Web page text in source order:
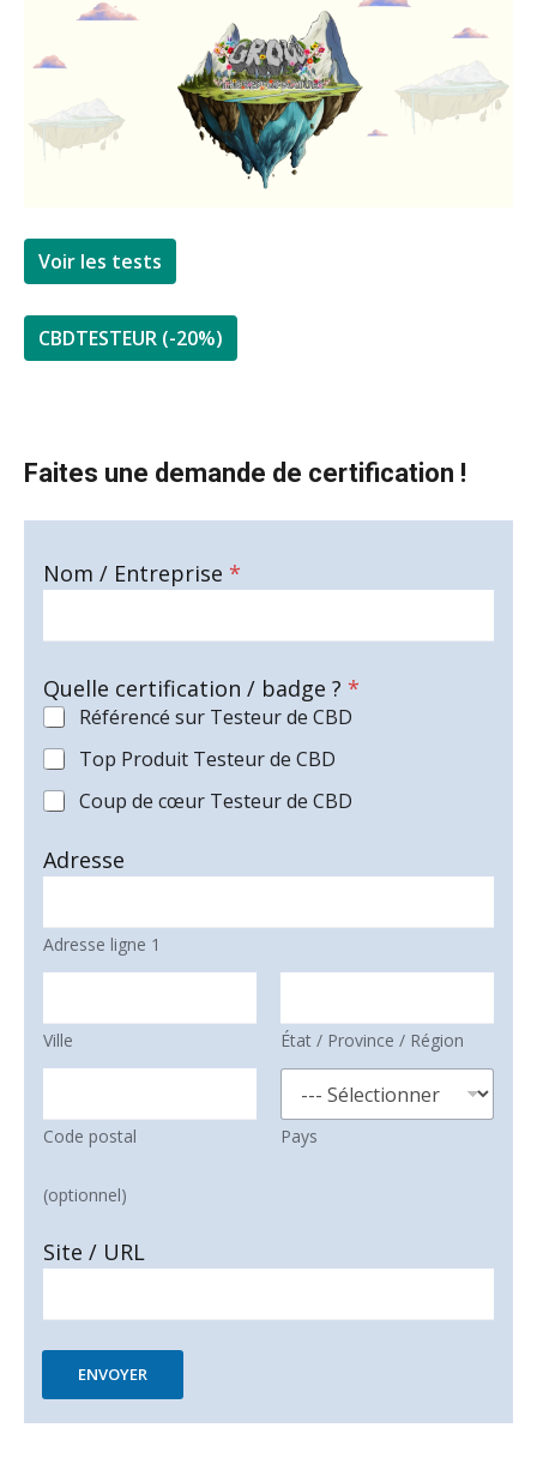
Voir les tests
CBDTESTEUR (-20%)
Faites une demande de certification !
Nom / Entreprise *
Quelle certification / badge ? *
Référencé sur Testeur de CBD
Top Produit Testeur de CBD
Coup de cœur Testeur de CBD
Adresse
Adresse ligne 1
Ville État / Province / Région
Code postal Pays
(optionnel)
Site / URL
ENVOYER